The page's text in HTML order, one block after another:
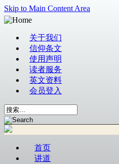
Skip to Main Content Area
关于我们
信仰条文
使用声明
读者服务
英文资料
会员登入
首页
讲道